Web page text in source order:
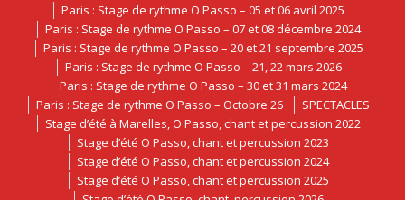
Paris : Stage de rythme O Passo – 05 et 06 avril 2025
Paris : Stage de rythme O Passo – 07 et 08 décembre 2024
Paris : Stage de rythme O Passo – 20 et 21 septembre 2025
Paris : Stage de rythme O Passo – 21, 22 mars 2026
Paris : Stage de rythme O Passo – 30 et 31 mars 2024
Paris : Stage de rythme O Passo – Octobre 26
SPECTACLES
Stage d’été à Marelles, O Passo, chant et percussion 2022
Stage d’été O Passo, chant et percussion 2023
Stage d’été O Passo, chant et percussion 2024
Stage d’été O Passo, chant et percussion 2025